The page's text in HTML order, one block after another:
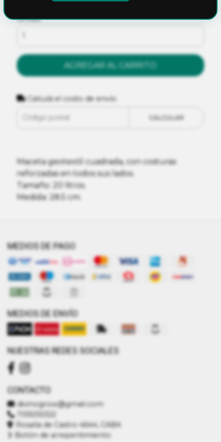
Cantidad
AGREGAR AL CARRITO
Calculá el costo de envío
CALCULAR
Maceta geotextil cuadrada, con costuras
reforzadas en todos sus lados.
Tamaño: 20 litros.
Medida: 28.5 cm.
MEDIOS DE PAGO
MEDIOS DE ENVÍO
NUESTRAS REDES SOCIALES
CONTACTO
divinogrow@gmail.com
1159255322
Rosalía de Castro 4644, CABA
Botón de arrepentimiento